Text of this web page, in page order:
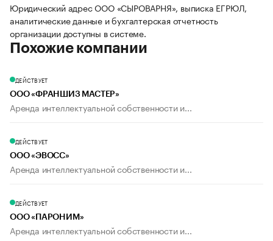
Юридический адрес ООО «СЫРОВАРНЯ», выписка ЕГРЮЛ,
аналитические данные и бухгалтерская отчетность
организации доступны в системе.
Похожие компании
ДЕЙСТВУЕТ
ООО «ФРАНШИЗ МАСТЕР»
Аренда интеллектуальной собственности и...
ДЕЙСТВУЕТ
ООО «ЭВОСС»
Аренда интеллектуальной собственности и...
ДЕЙСТВУЕТ
ООО «ПАРОНИМ»
Аренда интеллектуальной собственности и...